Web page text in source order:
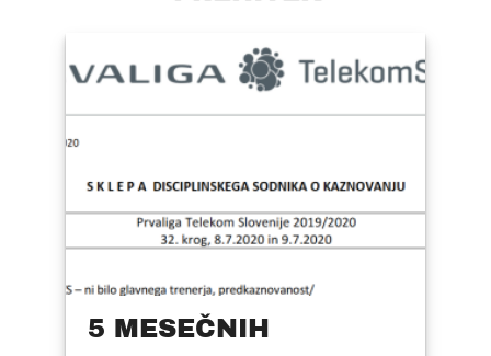
5 MESEČNIH